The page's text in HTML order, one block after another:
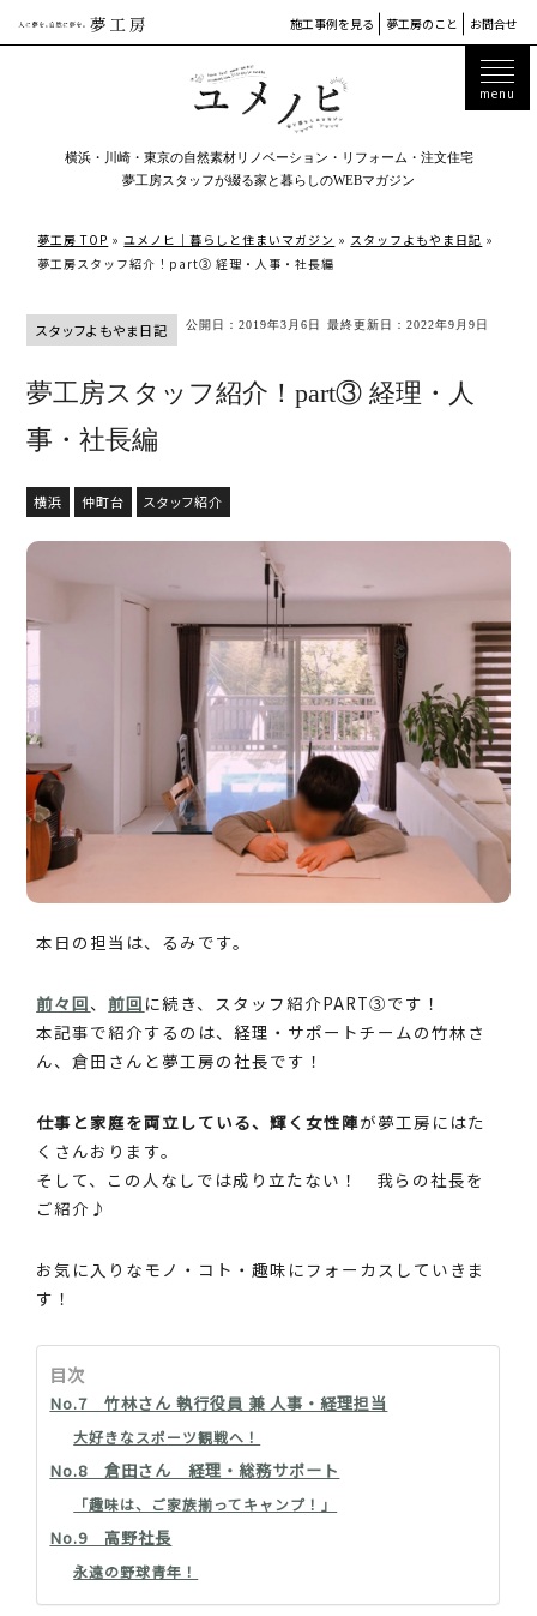
施工事例を見る 夢工房のこと お問合せ
横浜・川崎・東京の自然素材リノベーション・リフォーム・注文住宅
夢工房スタッフが綴る家と暮らしのWEBマガジン
夢工房 TOP » ユメノヒ｜暮らしと住まいマガジン » スタッフよもやま日記 »
夢工房スタッフ紹介！part③ 経理・人事・社長編
スタッフよもやま日記 公開日：2019年3月6日 最終更新日：2022年9月9日
夢工房スタッフ紹介！part③ 経理・人
事・社長編
横浜 仲町台 スタッフ紹介
本日の担当は、るみです。
前々回、 前回 に続き、スタッフ紹介PART③です！
本記事で紹介するのは、経理・サポートチームの竹林さ
ん、倉田さんと夢工房の社長です！
仕事と家庭を両立している、輝く女性陣が夢工房にはた
くさんおります。
そして、この人なしでは成り立たない！ 我らの社長を
ご紹介♪
お気に入りなモノ・コト・趣味にフォーカスしていきま
す！
目次
No.7 竹林さん 執行役員 兼 人事・経理担当
大好きなスポーツ観戦へ！
No.8 倉田さん 経理・総務サポート
「趣味は、ご家族揃ってキャンプ！」
No.9 高野社長
永遠の野球青年！